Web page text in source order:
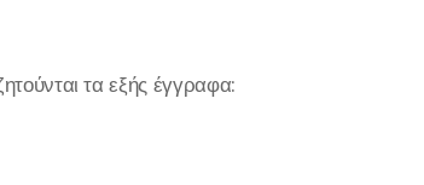
τα εξής έγγραφα: